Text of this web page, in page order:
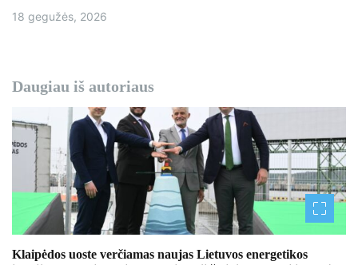
18 gegužės, 2026
Daugiau iš autoriaus
Klaipėdos uoste verčiamas naujas Lietuvos energetikos